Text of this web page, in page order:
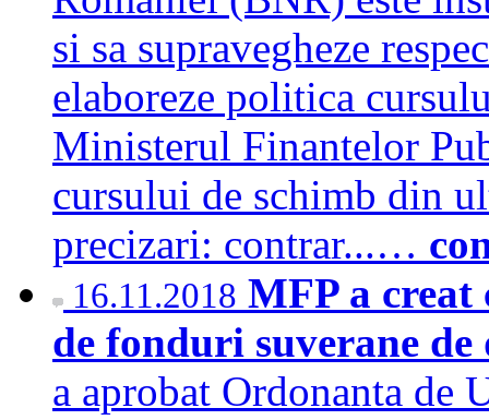
si sa supravegheze
elaboreze politica
Ministerul Finantelor
cursului de schimb din
precizari: contrar...…
16.11.2018 MFP a
de fonduri suverane
a aprobat Ordonanta de